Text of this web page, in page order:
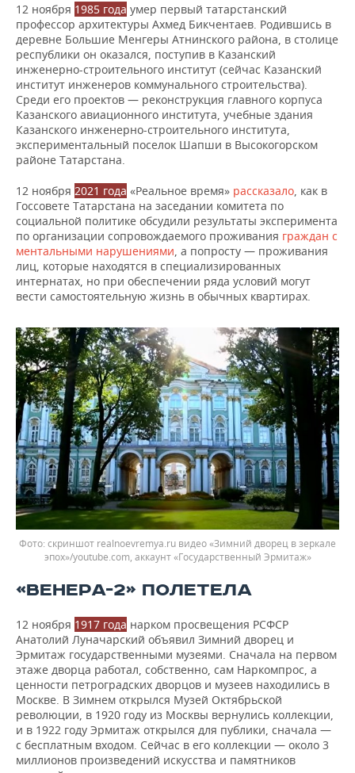
12 ноября 1985 года умер первый татарстанский
профессор архитектуры Ахмед Бикчентаев. Родившись в
деревне Большие Менгеры Атнинского района, в столице
республики он оказался, поступив в Казанский
инженерно-строительного институт (сейчас Казанский
институт инженеров коммунального строительства).
Среди его проектов — реконструкция главного корпуса
Казанского авиационного института, учебные здания
Казанского инженерно-строительного института,
экспериментальный поселок Шапши в Высокогорском
районе Татарстана.
12 ноября 2021 года «Реальное время» рассказало, как в
Госсовете Татарстана на заседании комитета по
социальной политике обсудили результаты эксперимента
по организации сопровождаемого проживания граждан с
ментальными нарушениями, а попросту — проживания
лиц, которые находятся в специализированных
интернатах, но при обеспечении ряда условий могут
вести самостоятельную жизнь в обычных квартирах.
скриншот realnoevremya.ru видео «Зимний дворец в зеркале
эпох»/youtube.com, аккаунт «Государственный Эрмитаж»
«ВЕНЕРА-2» ПОЛЕТЕЛА
12 ноября 1917 года нарком просвещения РСФСР
Анатолий Луначарский объявил Зимний дворец и
Эрмитаж государственными музеями. Сначала на первом
этаже дворца работал, собственно, сам Наркомпрос, а
ценности петроградских дворцов и музеев находились в
Москве. В Зимнем открылся Музей Октябрьской
революции, в 1920 году из Москвы вернулись коллекции,
и в 1922 году Эрмитаж открылся для публики, сначала —
с бесплатным входом. Сейчас в его коллекции — около 3
миллионов произведений искусства и памятников